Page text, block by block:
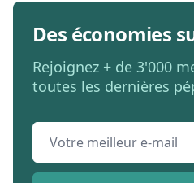
Des économies
Rejoignez + de 3'000
toutes les dernières
Email address